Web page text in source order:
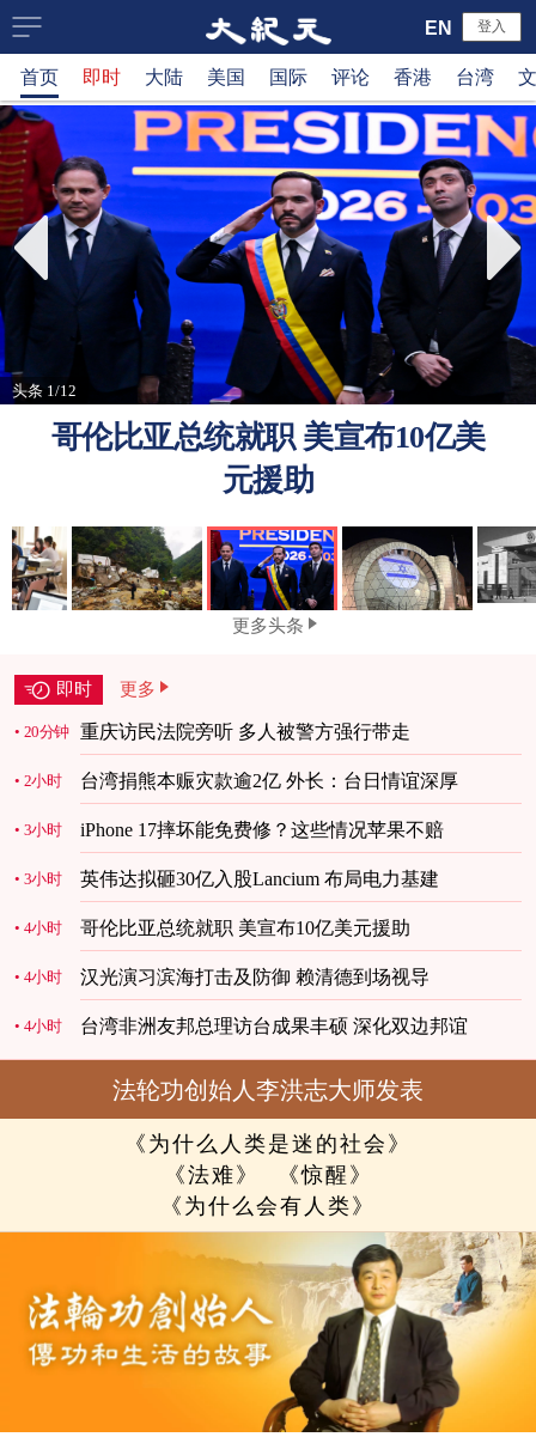
大
纪
元
新
闻
网
登入
EN
首页 即时 大陆 美国 国际 评论 香港 台湾
头条 1/12
哥伦比亚总统就职 美宣布10亿美
元援助
更多头条
即时 更多
20分钟 重庆访民法院旁听 多人被警方强行带走
2小时 台湾捐熊本赈灾款逾2亿 外长：台日情谊深厚
3小时 iPhone 17摔坏能免费修？这些情况苹果不赔
3小时 英伟达拟砸30亿入股Lancium 布局电力基建
4小时 哥伦比亚总统就职 美宣布10亿美元援助
4小时 汉光演习滨海打击及防御 赖清德到场视导
4小时 台湾非洲友邦总理访台成果丰硕 深化双边邦谊
法轮功创始人李洪志大师发表
《为什么人类是迷的社会》
《法难》
《惊醒》
《为什么会有人类》